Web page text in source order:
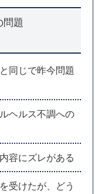
題
同じで昨今問題
ヘルス不調への
容にズレがある
受けたが、どう